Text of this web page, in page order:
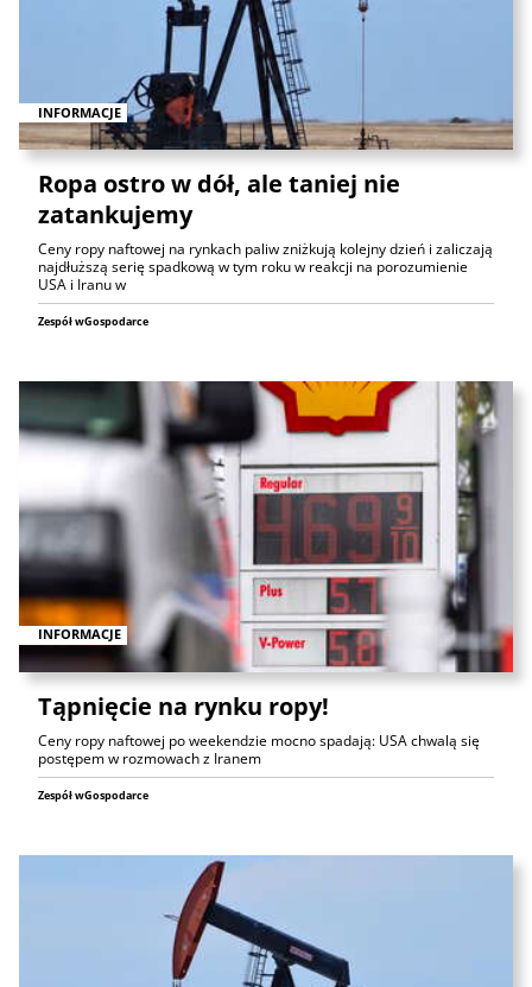
INFORMACJE
Ropa ostro w dół, ale taniej nie
zatankujemy
Ceny ropy naftowej na rynkach paliw zniżkują kolejny dzień i zaliczają
najdłuższą serię spadkową w tym roku w reakcji na porozumienie
USA i Iranu w
Zespół wGospodarce
INFORMACJE
Tąpnięcie na rynku ropy!
Ceny ropy naftowej po weekendzie mocno spadają: USA chwalą się
postępem w rozmowach z Iranem
Zespół wGospodarce